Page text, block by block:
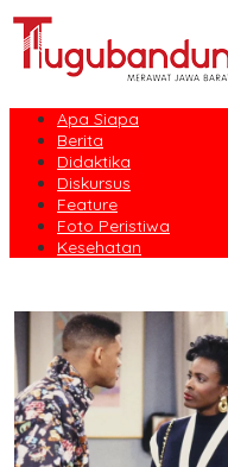
Apa Siapa
Berita
Didaktika
Diskursus
Feature
Foto Peristiwa
Kesehatan